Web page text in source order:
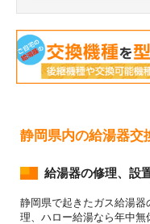
静岡県内の給湯器交
給湯器の修理、設
静岡県で起きたガス給湯
理、ハロー給湯なら年中